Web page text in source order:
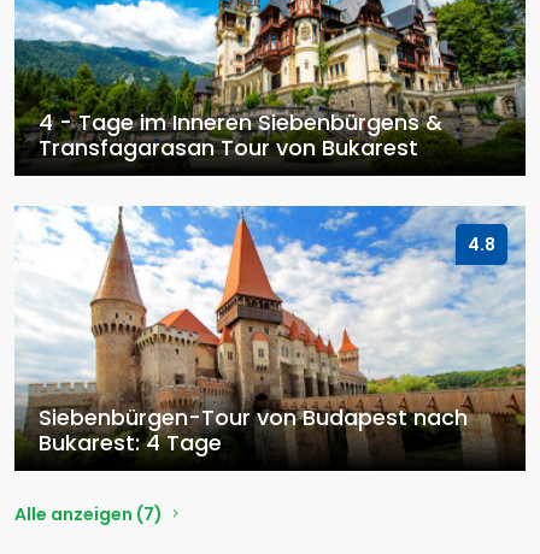
4 - Tage im Inneren Siebenbürgens &
Transfagarasan Tour von Bukarest
4.8
Siebenbürgen-Tour von Budapest nach
Bukarest: 4 Tage
Alle anzeigen (7)